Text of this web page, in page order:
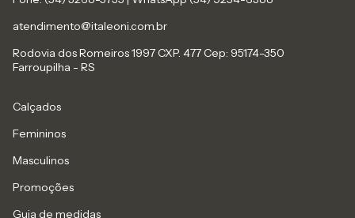
atendimento@italeoni.com.br
Rodovia dos Romeiros 1997 CXP. 477 Cep: 95174-350
Farroupilha - RS
Calçados
Femininos
Masculinos
Promoções
Guia de medidas